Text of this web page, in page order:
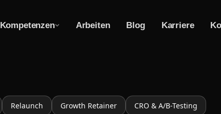
Kompetenzen Arbeiten Blog Karriere
Relaunch Growth Retainer CRO & A/B-Testing